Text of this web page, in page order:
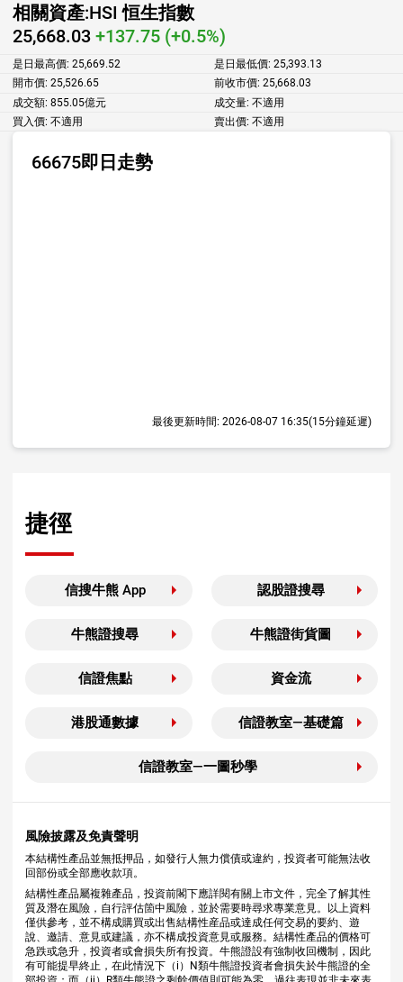
相關資產:HSI 恒生指數
25,668.03 +137.75 (+0.5%)
是日最高價: 25,669.52 是日最低價: 25,393.13
開市價: 25,526.65 前收市價: 25,668.03
成交額: 855.05億元 成交量: 不適用
買入價: 不適用 賣出價: 不適用
66675即日走勢
最後更新時間: 2026-08-07 16:35(15分鐘延遲)
捷徑
信搜牛熊 App 認股證搜尋
牛熊證搜尋 牛熊證街貨圖
信證焦點 資金流
港股通數據 信證教室—基礎篇
信證教室—一圖秒學
風險披露及免責聲明
本結構性產品並無抵押品，如發行人無力償債或違約，投資者可能無法收
回部份或全部應收款項。
結構性產品屬複雜產品，投資前閣下應詳閱有關上市文件，完全了解其性
質及潛在風險，自行評估箇中風險，並於需要時尋求專業意見。以上資料
僅供參考，並不構成購買或出售結構性産品或達成任何交易的要約、遊
說、邀請、意見或建議，亦不構成投資意見或服務。結構性產品的價格可
急跌或急升，投資者或會損失所有投資。牛熊證設有強制收回機制，因此
有可能提早終止，在此情況下（i）N類牛熊證投資者會損失於牛熊證的全